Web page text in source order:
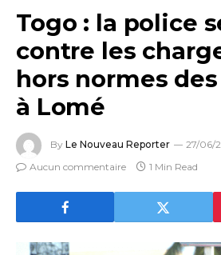
Togo : la police
contre les
hors normes
à Lomé
By Le Nouveau Reporter
27/06/
Aucun commentaire
1 Min Read